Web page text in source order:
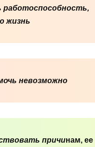
работоспособность,
жизнь
невозможно
причинам, ее